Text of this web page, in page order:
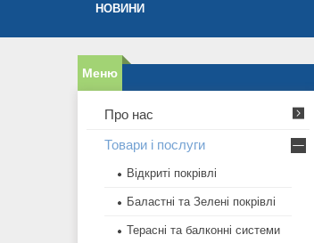
НОВИНИ
Про нас
Товари і послуги
Відкриті покрівлі
Баластні та Зелені покрівлі
Терасні та балконні системи